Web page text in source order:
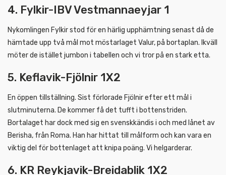
4. Fylkir-IBV Vestmannaeyjar 1
Nykomlingen Fylkir stod för en härlig upphämtning senast då de
hämtade upp två mål mot möstarlaget Valur, på bortaplan. Ikväll
möter de istället jumbon i tabellen och vi tror på en stark etta.
5. Keflavik-Fjölnir 1X2
En öppen tillställning. Sist förlorade Fjölnir efter ett mål i
slutminuterna. De kommer få det tufft i bottenstriden.
Bortalaget har dock med sig en svenskkändis i och med lånet av
Berisha, från Roma. Han har hittat till målform och kan vara en
viktig del för bottenlaget att knipa poäng. Vi helgarderar.
6. KR Reykjavik-Breidablik 1X2